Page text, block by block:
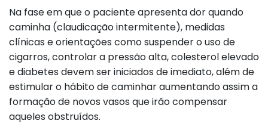
Na fase em que o paciente apresenta dor quando
caminha (claudicação intermitente), medidas
clínicas e orientações como suspender o uso de
cigarros, controlar a pressão alta, colesterol elevado
e diabetes devem ser iniciados de imediato, além de
estimular o hábito de caminhar aumentando assim a
formação de novos vasos que irão compensar
aqueles obstruídos.